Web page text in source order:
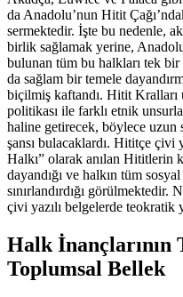
da Anadolu’nun Hitit
sermektedir. İşte bu nedenle,
birlik sağlamak yerine,
bulunan tüm bu halkları tek bir
da sağlam bir temele
biçilmiş kaftandı. Hitit Kralları
politikası ile farklı etnik
haline getirecek, böylece uzun
şansı bulacaklardı. Hititçe çivi
Halkı” olarak anılan Hititlerin
dayandığı ve halkın tüm
sınırlandırdığı
çivi yazılı belgelerde teokratik
Halk İnançlarının
Toplumsal Bellek